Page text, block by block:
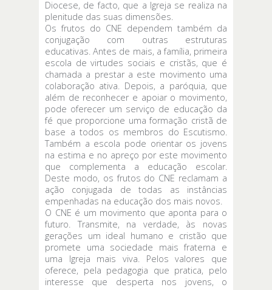
Diocese, de facto, que a Igreja se realiza na
plenitude das suas dimensões.
Os frutos do CNE dependem também da
conjugação com outras estruturas
educativas. Antes de mais, a família, primeira
escola de virtudes sociais e cristãs, que é
chamada a prestar a este movimento uma
colaboração ativa. Depois, a paróquia, que
além de reconhecer e apoiar o movimento,
pode oferecer um serviço de educação da
fé que proporcione uma formação cristã de
base a todos os membros do Escutismo.
Também a escola pode orientar os jovens
na estima e no apreço por este movimento
que complementa a educação escolar.
Deste modo, os frutos do CNE reclamam a
ação conjugada de todas as instâncias
empenhadas na educação dos mais novos.
O CNE é um movimento que aponta para o
futuro. Transmite, na verdade, às novas
gerações um ideal humano e cristão que
promete uma sociedade mais fraterna e
uma Igreja mais viva. Pelos valores que
oferece, pela pedagogia que pratica, pelo
interesse que desperta nos jovens, o